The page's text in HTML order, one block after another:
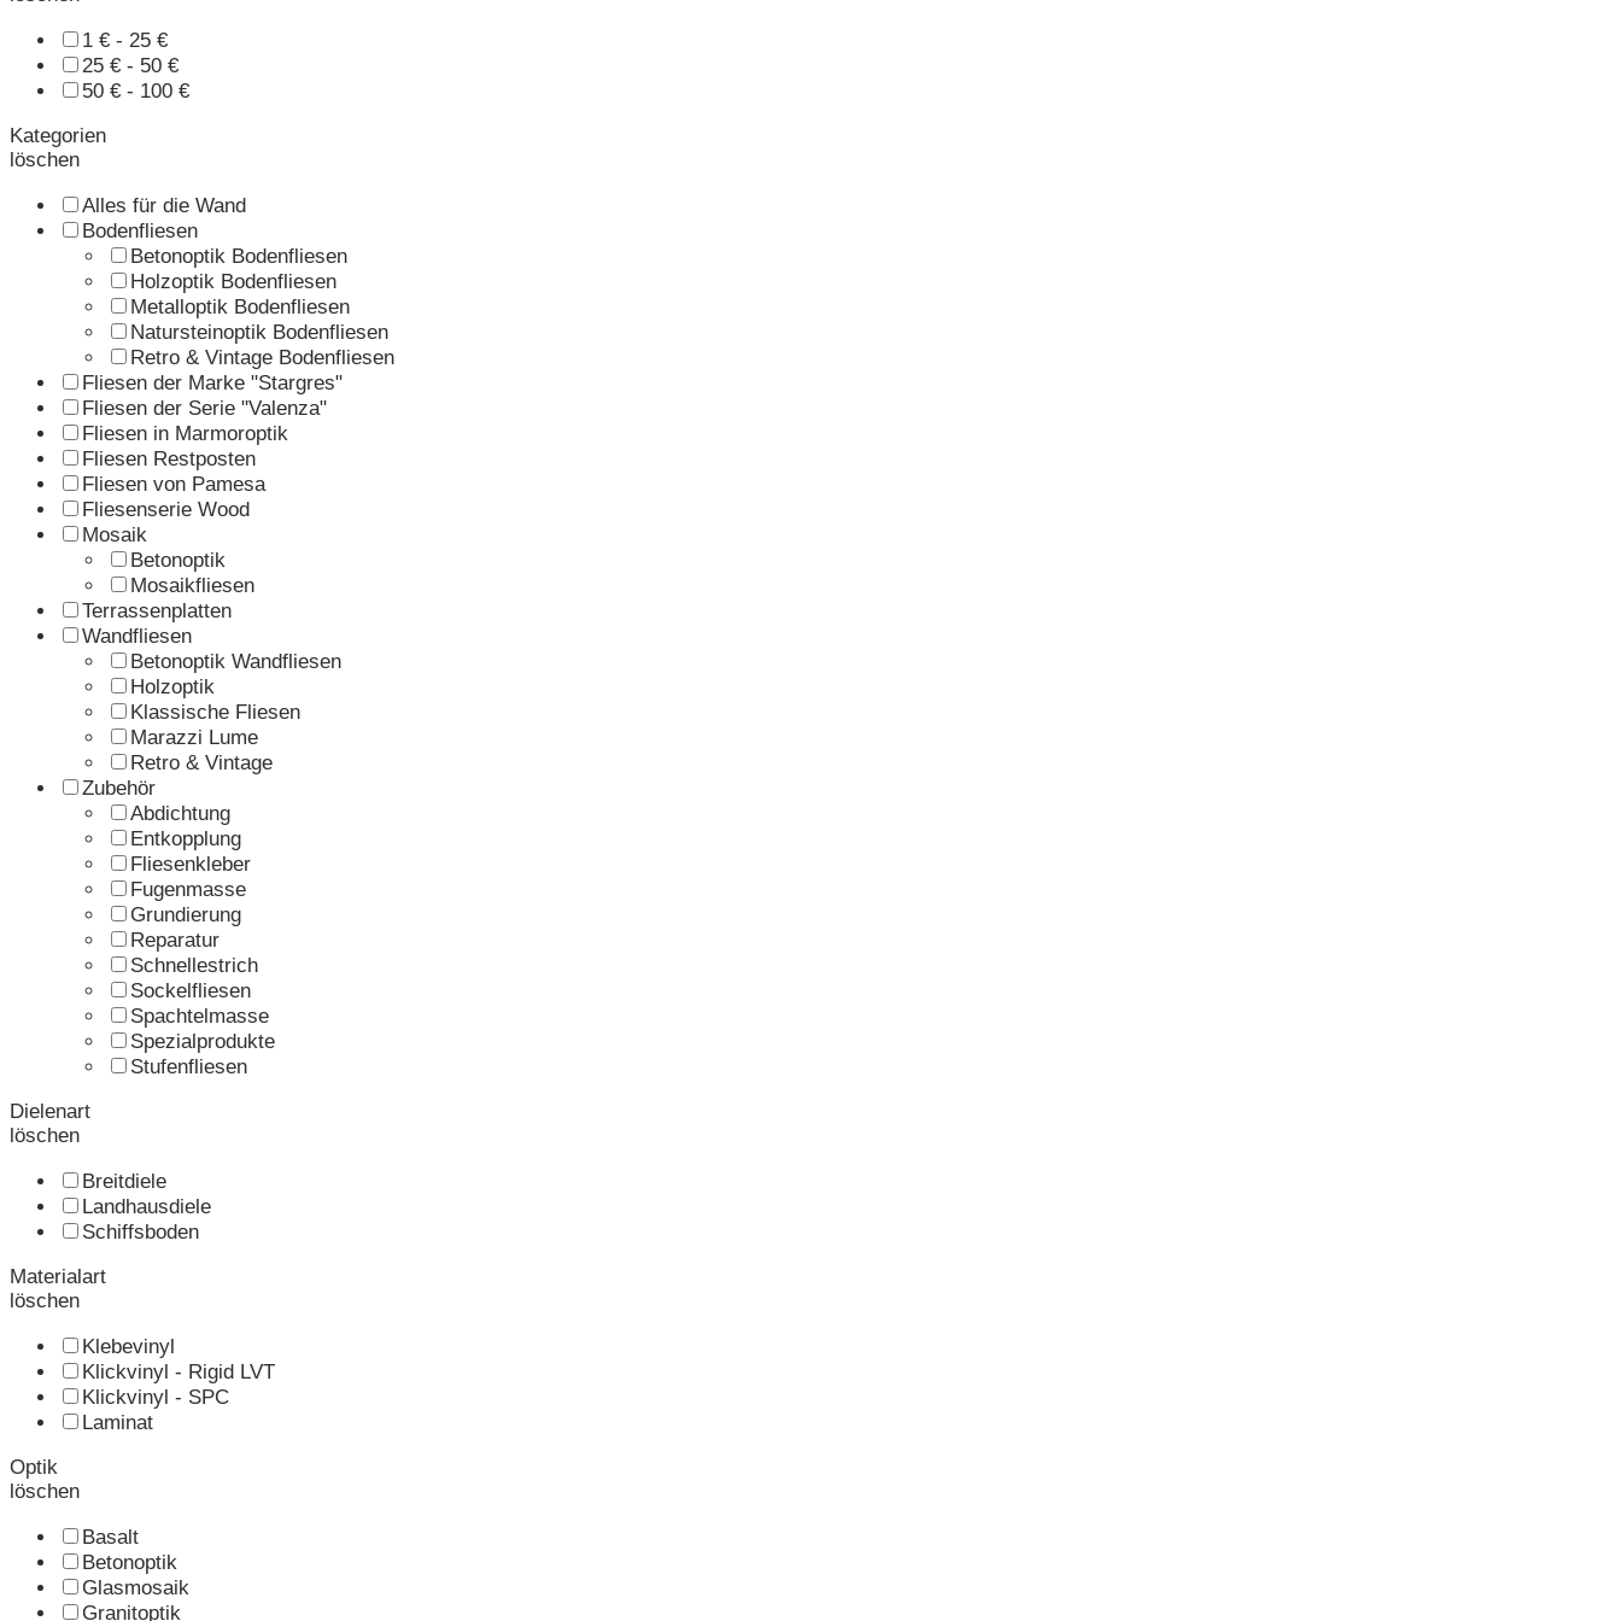
1 € - 25 €
25 € - 50 €
50 € - 100 €
Kategorien
löschen
Alles für die Wand
Bodenfliesen
Betonoptik Bodenfliesen
Holzoptik Bodenfliesen
Metalloptik Bodenfliesen
Natursteinoptik Bodenfliesen
Retro & Vintage Bodenfliesen
Fliesen der Marke "Stargres"
Fliesen der Serie "Valenza"
Fliesen in Marmoroptik
Fliesen Restposten
Fliesen von Pamesa
Fliesenserie Wood
Mosaik
Betonoptik
Mosaikfliesen
Terrassenplatten
Wandfliesen
Betonoptik Wandfliesen
Holzoptik
Klassische Fliesen
Marazzi Lume
Retro & Vintage
Zubehör
Abdichtung
Entkopplung
Fliesenkleber
Fugenmasse
Grundierung
Reparatur
Schnellestrich
Sockelfliesen
Spachtelmasse
Spezialprodukte
Stufenfliesen
Dielenart
löschen
Breitdiele
Landhausdiele
Schiffsboden
Materialart
löschen
Klebevinyl
Klickvinyl - Rigid LVT
Klickvinyl - SPC
Laminat
Optik
löschen
Basalt
Betonoptik
Glasmosaik
Granitoptik